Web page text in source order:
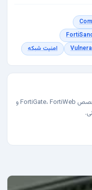
امنیت شبکه
مشاور و مدرس امنیت شبکه، متخصص FortiGate، FortiWeb و